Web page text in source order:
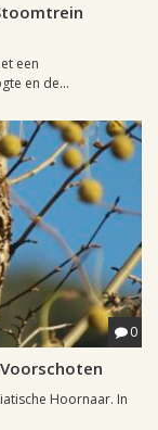
een
en de...
0
Hoornaar. In